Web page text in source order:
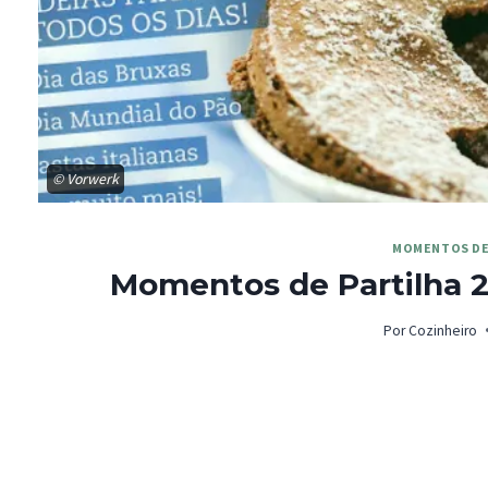
© Vorwerk
MOMENTOS
Momentos de Partilha
PorCozinheiro